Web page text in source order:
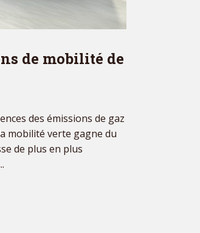
de mobilité de
des émissions de gaz
mobilité verte gagne du
de plus en plus